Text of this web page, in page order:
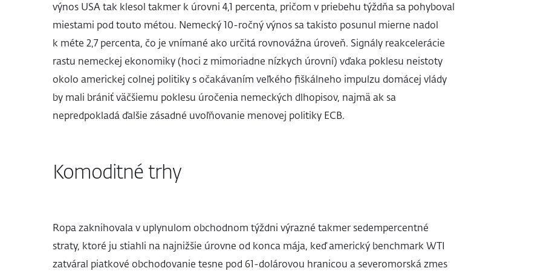
výnos USA tak klesol takmer k úrovni 4,1 percenta, pričom v priebehu týždňa sa pohyboval
miestami pod touto métou. Nemecký 10-ročný výnos sa takisto posunul mierne nadol
k méte 2,7 percenta, čo je vnímané ako určitá rovnovážna úroveň. Signály reakcelerácie
rastu nemeckej ekonomiky (hoci z mimoriadne nízkych úrovní) vďaka poklesu neistoty
okolo americkej colnej politiky s očakávaním veľkého fiškálneho impulzu domácej vlády
by mali brániť väčšiemu poklesu úročenia nemeckých dlhopisov, najmä ak sa
nepredpokladá ďalšie zásadné uvoľňovanie menovej politiky ECB.
Komoditné trhy
Ropa zaknihovala v uplynulom obchodnom týždni výrazné takmer sedempercentné
straty, ktoré ju stiahli na najnižšie úrovne od konca mája, keď americký benchmark WTI
zatváral piatkové obchodovanie tesne pod 61-dolárovou hranicou a severomorská zmes